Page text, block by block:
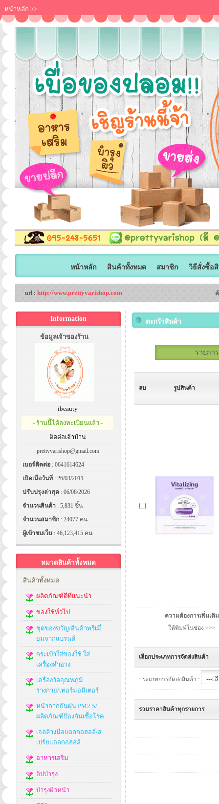
หน้าหลัก >>
หน้าหลัก สินค้าทั้งหมด สมาชิก วิธีสั่งซื้อ
url : http://www.prettyvarishop.com
Information
ข้อมูลเจ้าของร้าน
ibeauty
- ร้านนี้ได้ลงทะเบียนแล้ว -
ติดต่อเจ้าบ้าน
prettyvarishop@gmail.com
เบอร์ติดต่อ : 0641614624
เปิดเมื่อวันที่ : 26/03/2011
ปรับปรุงล่าสุด : 06/08/2026
จำนวนสินค้า : 5,831 ชิ้น
จำนวนสมาชิก : 24077 คน
ผู้เข้าชมเว็บ : 46,123,415 คน
หมวดสินค้าทั้งหมด
สินค้าทั้งหมด
ผลิตภัณฑ์ดีที่แนะนำ
ของใช้ทั่วไป
ชุดของขวัญ/สินค้าพรีเมี่
ยมจากแบรนด์
กระเป๋าใส่ของใช้ ใส่
เครื่องสำอาง
เครื่องวัดอุณหภูมิ
ร่างกาย/เทอร์มอมิเตอร์
หน้ากากกันฝุ่น PM2.5/
ผลิตภัณฑ์ป้องกันเชื้อโรค
เจลล้างมือแอลกอฮอล์/ส
เปร์ยแอลกอฮอล์
อาหารเสริม
ลิปบำรุง
บำรุงผิวหน้า
ตะกร้าสินค้า
รายกา
ลบ รูปสินค้า
ความต้องการเพิ่มเติม
ให้พิมพ์ในช่อง >>>
เลือกประเภทการจัดส่งสินค้า
ประเภทการจัดส่งสินค้า :
รวมราคาสินค้าทุกรายการ